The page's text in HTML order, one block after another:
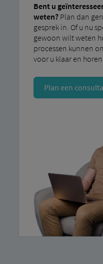
Bent u
weten?Plan dan
gesprek in. Of u nu
gewoon wilt weten
processen kunnen
voor u klaar en
Plan een